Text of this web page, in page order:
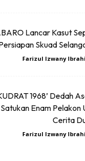
Lancar Kasut
Skuad
Farizul Izwany
1968’ Dedah
Satukan Enam
Cerita
Farizul Izwany